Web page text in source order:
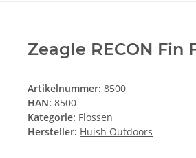
Zeagle RECON Fin
Artikelnummer: 8500
HAN: 8500
Kategorie: Flossen
Hersteller: Huish Outdoors